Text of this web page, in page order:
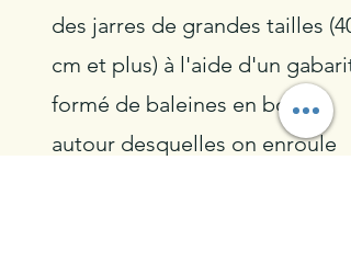
des jarres de grandes tailles (40
cm et plus) à l'aide d'un gabarit
formé de baleines en bois
autour desquelles on enroule